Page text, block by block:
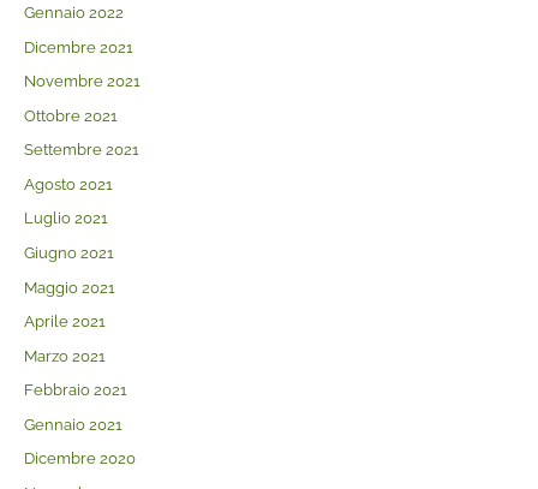
Gennaio 2022
Dicembre 2021
Novembre 2021
Ottobre 2021
Settembre 2021
Agosto 2021
Luglio 2021
Giugno 2021
Maggio 2021
Aprile 2021
Marzo 2021
Febbraio 2021
Gennaio 2021
Dicembre 2020